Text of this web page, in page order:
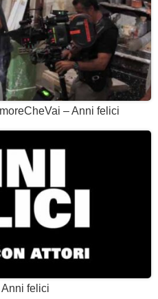
– Anni felici
felici